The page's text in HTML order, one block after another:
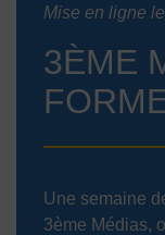
Mise en ligne
3ÈME
Une semaine
3ème Médias,